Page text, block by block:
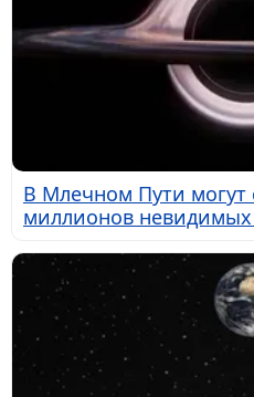
В Млечном Пути могут
миллионов